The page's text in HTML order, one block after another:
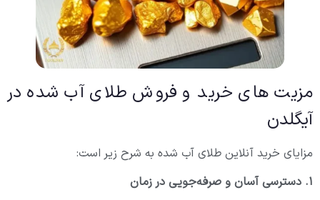
مزیت های خرید و فروش طلای آب شده در
آیگلدن
مزایای خرید آنلاین طلای آب شده به شرح زیر است:
۱. دسترسی آسان و صرفه‌جویی در زمان